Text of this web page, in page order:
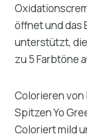
öffnet und das
unterstützt,
zu 5 Farbtöne
Colorieren
Spitzen Yo
Coloriert mild